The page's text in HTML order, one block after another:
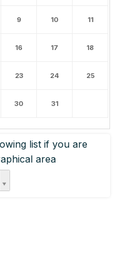
9 10 11
16 17 18
23 24 25
30 31
list if you are
area